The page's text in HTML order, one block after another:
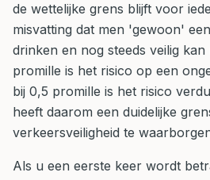
de wettelijke grens blijft voor
misvatting dat men 'gewoon'
drinken en nog steeds veilig
promille is het risico op een
bij 0,5 promille is het risico
heeft daarom een duidelijke
verkeersveiligheid te
Als u een eerste keer wordt